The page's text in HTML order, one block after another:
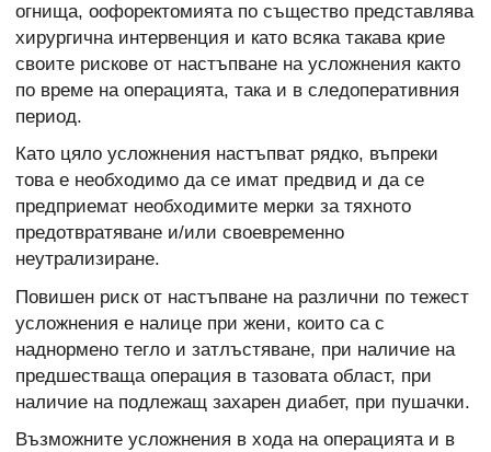
огнища, оофоректомията по същество представлява
хирургична интервенция и като всяка такава крие
своите рискове от настъпване на усложнения както
по време на операцията, така и в следоперативния
период.
Като цяло усложнения настъпват рядко, въпреки
това е необходимо да се имат предвид и да се
предприемат необходимите мерки за тяхното
предотвратяване и/или своевременно
неутрализиране.
Повишен риск от настъпване на различни по тежест
усложнения е налице при жени, които са с
наднормено тегло и затлъстяване, при наличие на
предшестваща операция в тазовата област, при
наличие на подлежащ захарен диабет, при пушачки.
Възможните усложнения в хода на операцията и в